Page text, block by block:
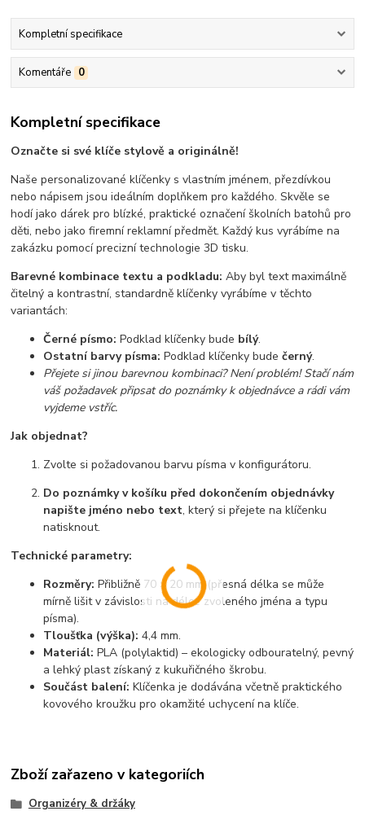
Kompletní specifikace
Komentáře 0
Kompletní specifikace
Označte si své klíče stylově a originálně!
Naše personalizované klíčenky s vlastním jménem, přezdívkou
nebo nápisem jsou ideálním doplňkem pro každého. Skvěle se
hodí jako dárek pro blízké, praktické označení školních batohů pro
děti, nebo jako firemní reklamní předmět. Každý kus vyrábíme na
zakázku pomocí precizní technologie 3D tisku.
Barevné kombinace textu a podkladu: Aby byl text maximálně
čitelný a kontrastní, standardně klíčenky vyrábíme v těchto
variantách:
Černé písmo: Podklad klíčenky bude bílý.
Ostatní barvy písma: Podklad klíčenky budečerný.
Přejete si jinou barevnou kombinaci? Není problém! Stačí nám
váš požadavek připsat do poznámky k objednávce a rádi vám
vyjdeme vstříc.
Jak objednat?
Zvolte si požadovanou barvu písma v konfigurátoru.
Do poznámky v košíku před dokončením objednávky
napište jméno nebo text, který si přejete na klíčenku
natisknout.
Technické parametry:
Rozměry: Přibližně 70 × 20 mm (přesná délka se může
mírně lišit v závislosti na délce zvoleného jména a typu
písma).
Tloušťka (výška): 4,4 mm.
Materiál: PLA (polylaktid) – ekologicky odbouratelný, pevný
a lehký plast získaný z kukuřičného škrobu.
Součást balení: Klíčenka je dodávána včetně praktického
kovového kroužku pro okamžité uchycení na klíče.
Zboží zařazeno v kategoriích
Organizéry & držáky